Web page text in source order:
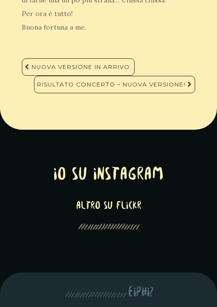
Per ora è tutto!
Buona fortuna a me.
Navigazione
articoli
NUOVA VERSIONE IN ARRIVO.
RISULTATO CONCERTO – NUOVA VERSIONE!
Io su Instagram
altro su Flickr
eiphi?